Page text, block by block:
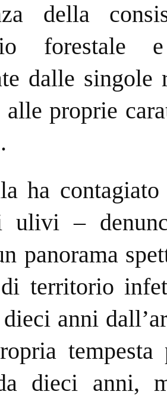
della
forestale
dalle singole
alle proprie
ha
ulivi –
panorama
territorio
dieci anni
dieci anni,